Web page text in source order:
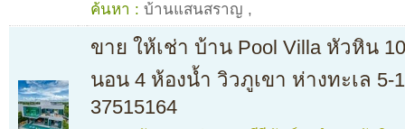
ค้นหา : บ้านแสนสราญ ,
ขาย ให้เช่า บ้าน Pool Villa หัวหิน
นอน 4 ห้องน้ำ วิวภูเขา ห่างทะเล 5-
37515164